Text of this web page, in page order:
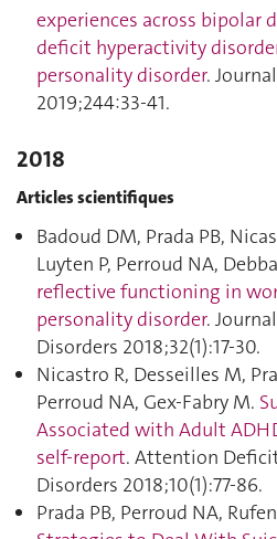
experiences across bipolar
deficit hyperactivity
personality disorder.
2019;244:33‑41.
2018
Articles scientifiques
Badoud DM, Prada PB,
Luyten P, Perroud NA,
reflective functioning in
personality disorder.
Disorders 2018;32(1):17‑30.
Nicastro R, Desseilles M,
Perroud NA, Gex-Fabry M.
Associated with Adult
self-report. Attention
Disorders 2018;10(1):77‑86.
Prada PB, Perroud NA,